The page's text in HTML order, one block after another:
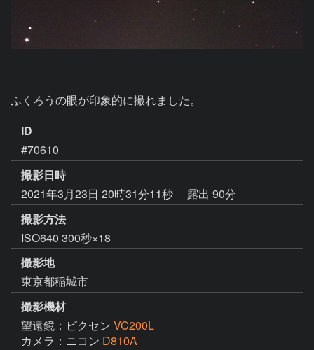
ふくろうの眼が印象的に撮れました。
ID
#70610
撮影日時
2021年3月23日 20時31分11秒
露出 90分
撮影方法
ISO640 300秒×18
撮影地
東京都稲城市
撮影機材
望遠鏡：ビクセン VC200L
カメラ：ニコン D810A